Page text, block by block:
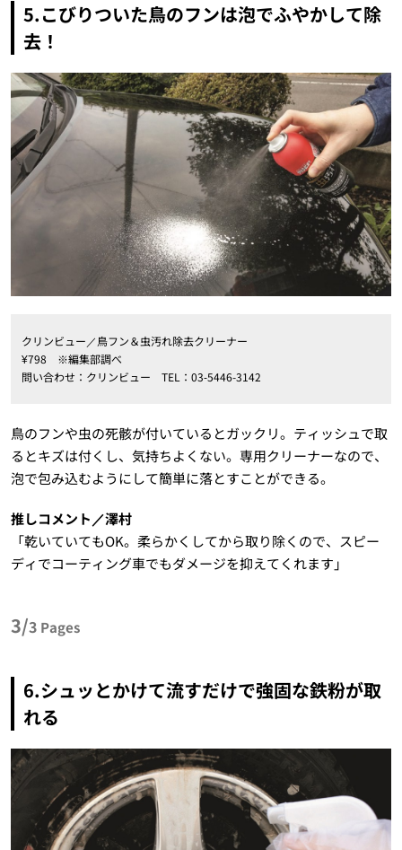
5.こびりついた鳥のフンは泡でふやかして除
去！
クリンビュー／鳥フン＆虫汚れ除去クリーナー
¥798 ※編集部調べ
問い合わせ：クリンビュー TEL：03‐5446-3142
鳥のフンや虫の死骸が付いているとガックリ。ティッシュで取
るとキズは付くし、気持ちよくない。専用クリーナーなので、
泡で包み込むようにして簡単に落とすことができる。
推しコメント／澤村
「乾いていてもOK。柔らかくしてから取り除くので、スピー
ディでコーティング車でもダメージを抑えてくれます」
3/3 Pages
6.シュッとかけて流すだけで強固な鉄粉が取
れる